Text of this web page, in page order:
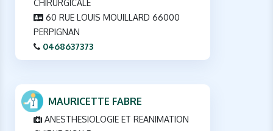
CHIRURGICALE
60 RUE LOUIS MOUILLARD 66000
PERPIGNAN
0468637373
MAURICETTE FABRE
ANESTHESIOLOGIE ET REANIMATION